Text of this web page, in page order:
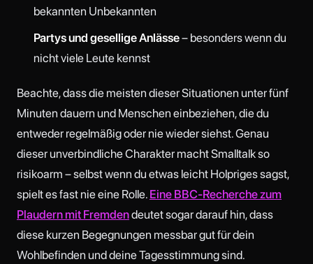
bekannten Unbekannten
Partys und gesellige Anlässe– besonders wenn du
nicht viele Leute kennst
Beachte, dass die meisten dieser Situationen unter fünf
Minuten dauern und Menschen einbeziehen, die du
entweder regelmäßig oder nie wieder siehst. Genau
dieser unverbindliche Charakter macht Smalltalk so
risikoarm – selbst wenn du etwas leicht Holpriges sagst,
spielt es fast nie eine Rolle. Eine BBC-Recherche zum
Plaudern mit Fremdendeutet sogar darauf hin, dass
diese kurzen Begegnungen messbar gut für dein
Wohlbefinden und deine Tagesstimmung sind.